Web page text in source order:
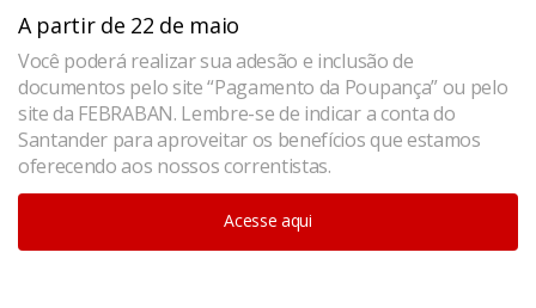
A partir de 22 de maio
Você poderá realizar sua adesão e inclusão de
documentos pelo site “Pagamento da Poupança” ou pelo
site da FEBRABAN. Lembre-se de indicar a conta do
Santander para aproveitar os benefícios que estamos
oferecendo aos nossos correntistas.
Acesse aqui